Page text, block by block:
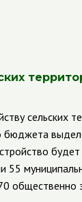
сельских
бюджета
55
общественно